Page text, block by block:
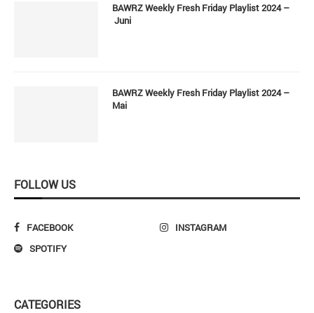
BAWRZ Weekly Fresh Friday Playlist 2024 –
Juni
BAWRZ Weekly Fresh Friday Playlist 2024 –
Mai
FOLLOW US
FACEBOOK
INSTAGRAM
SPOTIFY
CATEGORIES